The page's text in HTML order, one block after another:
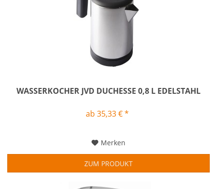
WASSERKOCHER JVD DUCHESSE 0,8 L EDELSTAHL
ab 35,33 € *
Merken
ZUM PRODUKT